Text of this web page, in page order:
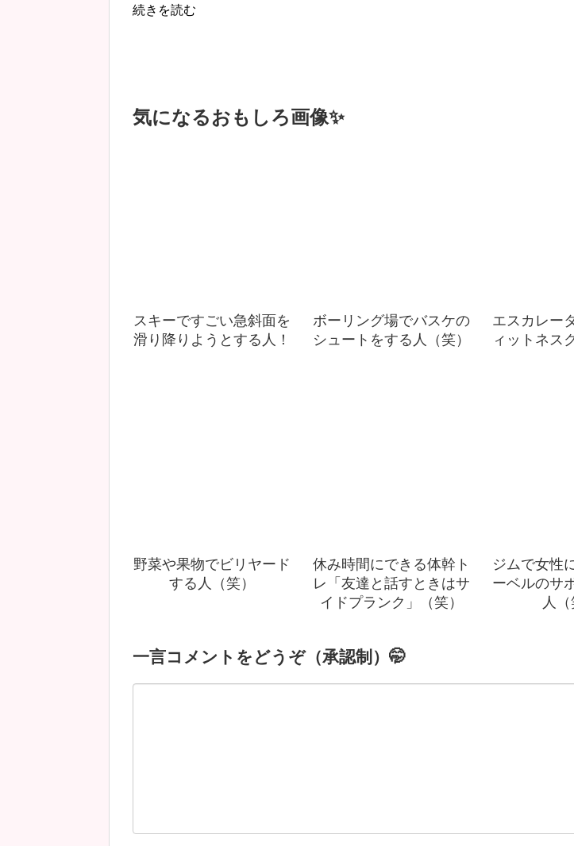
続きを読む
気になるおもしろ画像✨
スキーですごい急斜面を
滑り降りようとする人！
ボーリング場でバスケの
シュートをする人（笑）
エスカレー
ィットネス
野菜や果物でビリヤード
する人（笑）
休み時間にできる体幹ト
レ「友達と話すときはサ
イドプランク」（笑）
ジムで女性
ーベルのサ
人（
一言コメントをどうぞ（承認制）🤭